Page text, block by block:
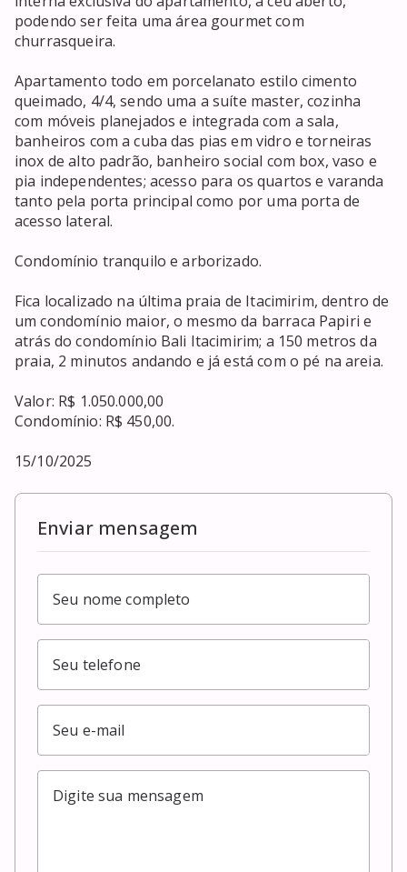
podendo ser feita uma área gourmet com
churrasqueira.
Apartamento todo em porcelanato estilo cimento
queimado, 4/4, sendo uma a suíte master, cozinha
com móveis planejados e integrada com a sala,
banheiros com a cuba das pias em vidro e torneiras
inox de alto padrão, banheiro social com box, vaso e
pia independentes; acesso para os quartos e varanda
tanto pela porta principal como por uma porta de
acesso lateral.
Condomínio tranquilo e arborizado.
Fica localizado na última praia de Itacimirim, dentro de
um condomínio maior, o mesmo da barraca Papiri e
atrás do condomínio Bali Itacimirim; a 150 metros da
praia, 2 minutos andando e já está com o pé na areia.
Valor: R$ 1.050.000,00
Condomínio: R$ 450,00.
15/10/2025
Enviar mensagem